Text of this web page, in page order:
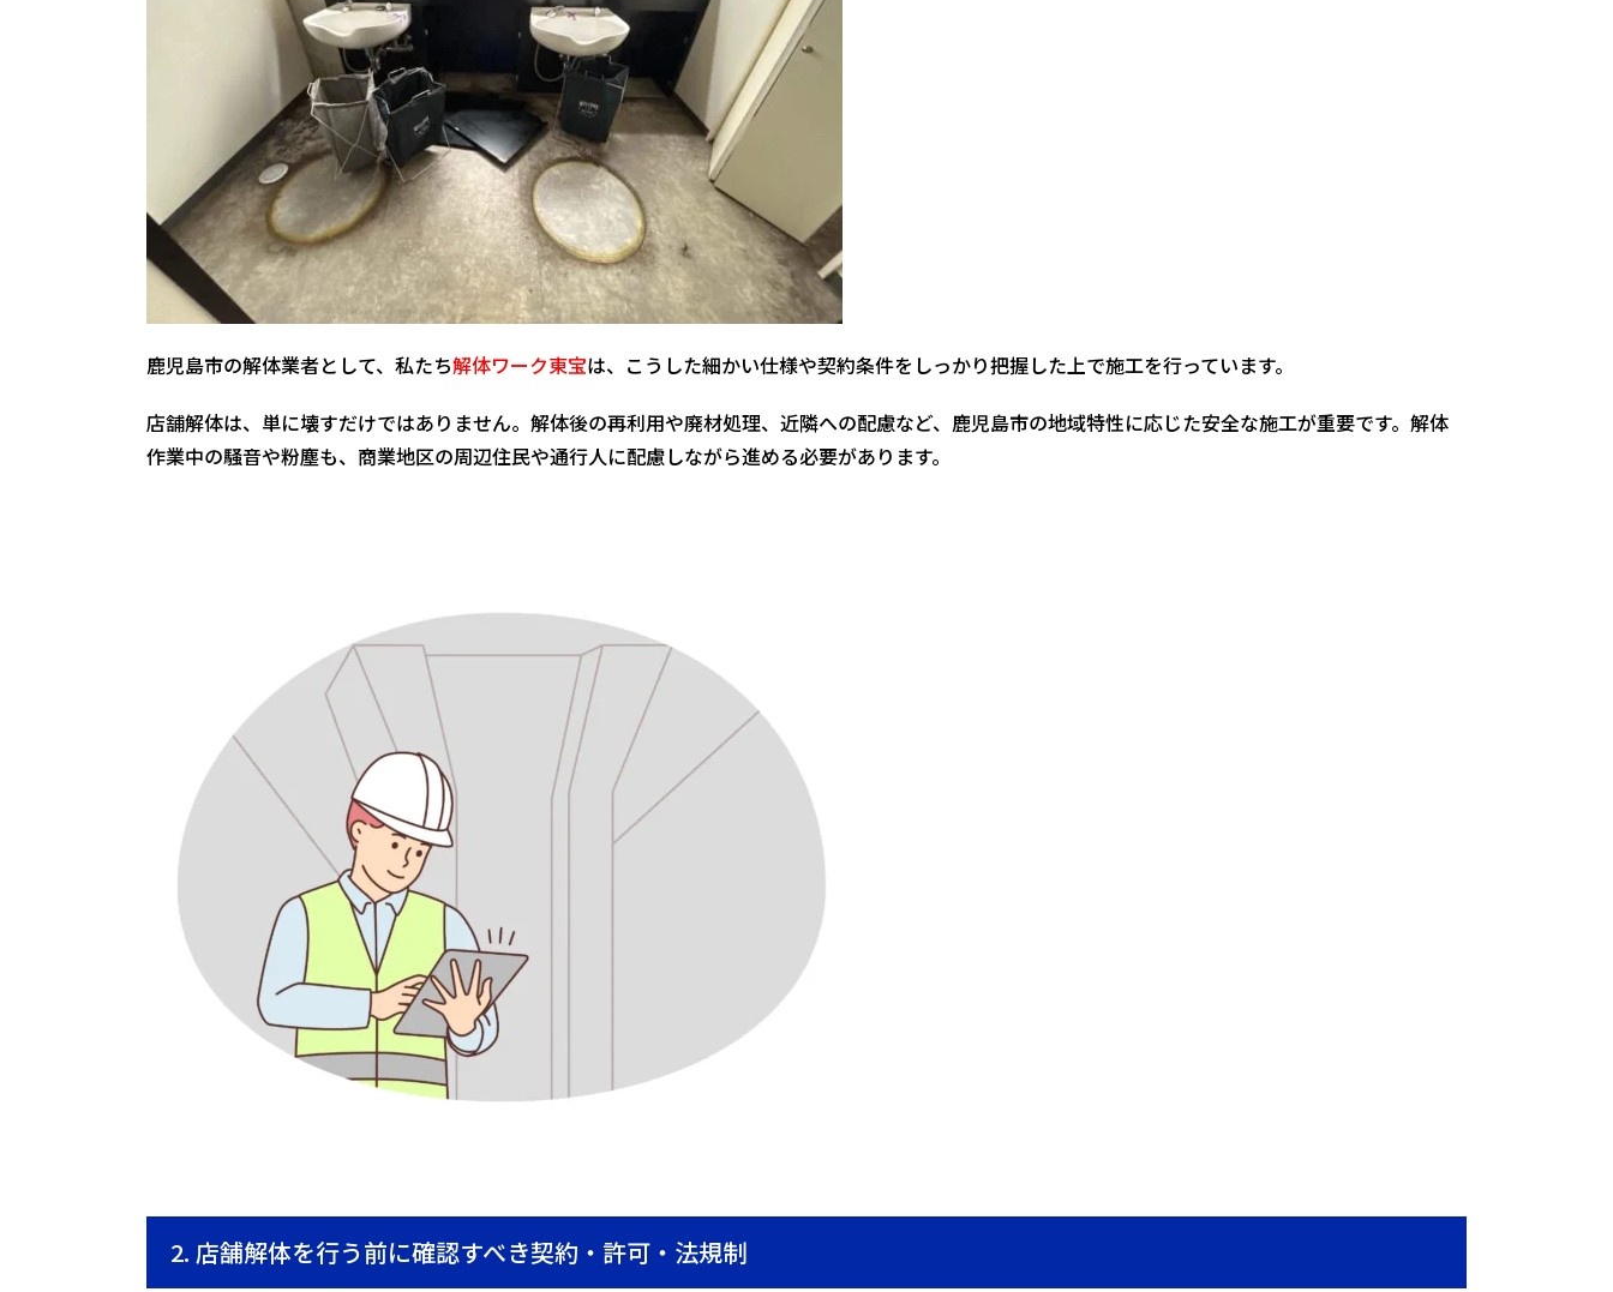
鹿児島市の解体業者として、私たち解体ワーク東宝は、こうした細かい仕様や契約条件をしっかり把握した上で施工を行っています。
店舗解体は、単に壊すだけではありません。解体後の再利用や廃材処理、近隣への配慮など、鹿児島市の地域特性に応じた安全な施工が重要です。解体
作業中の騒音や粉塵も、商業地区の周辺住民や通行人に配慮しながら進める必要があります。
2. 店舗解体を行う前に確認すべき契約・許可・法規制